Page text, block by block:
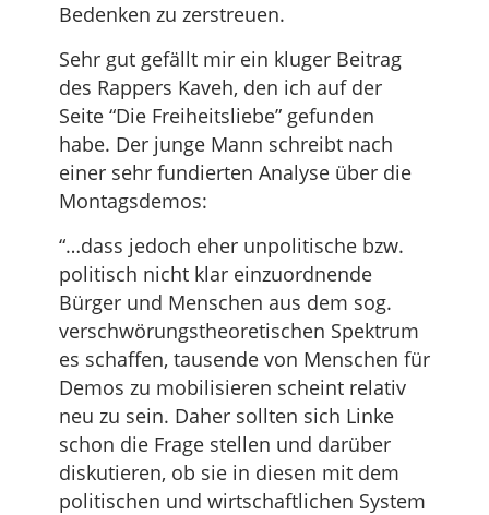
Bedenken zu zerstreuen.
Sehr gut gefällt mir ein kluger Beitrag
des Rappers Kaveh, den ich auf der
Seite “Die Freiheitsliebe” gefunden
habe. Der junge Mann schreibt nach
einer sehr fundierten Analyse über die
Montagsdemos:
“…dass jedoch eher unpolitische bzw.
politisch nicht klar einzuordnende
Bürger und Menschen aus dem sog.
verschwörungstheoretischen Spektrum
es schaffen, tausende von Menschen für
Demos zu mobilisieren scheint relativ
neu zu sein. Daher sollten sich Linke
schon die Frage stellen und darüber
diskutieren, ob sie in diesen mit dem
politischen und wirtschaftlichen System